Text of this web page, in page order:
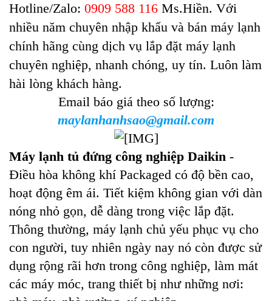
Hotline/Zalo: 0909 588 116 Ms.Hiền. Với
nhiều năm chuyên nhập khẩu và bán máy lạnh
chính hãng cùng dịch vụ lắp đặt máy lạnh
chuyên nghiệp, nhanh chóng, uy tín. Luôn làm
hài lòng khách hàng.
Email báo giá theo số lượng:
maylanhanhsao@gmail.com
Máy lạnh tủ đứng công nghiệp Daikin -
Điều hòa không khí Packaged có độ bền cao,
hoạt động êm ái. Tiết kiệm không gian với dàn
nóng nhỏ gọn, dễ dàng trong việc lắp đặt.
Thông thường, máy lạnh chủ yếu phục vụ cho
con người, tuy nhiên ngày nay nó còn được sử
dụng rộng rãi hơn trong công nghiệp, làm mát
các máy móc, trang thiết bị như những nơi: